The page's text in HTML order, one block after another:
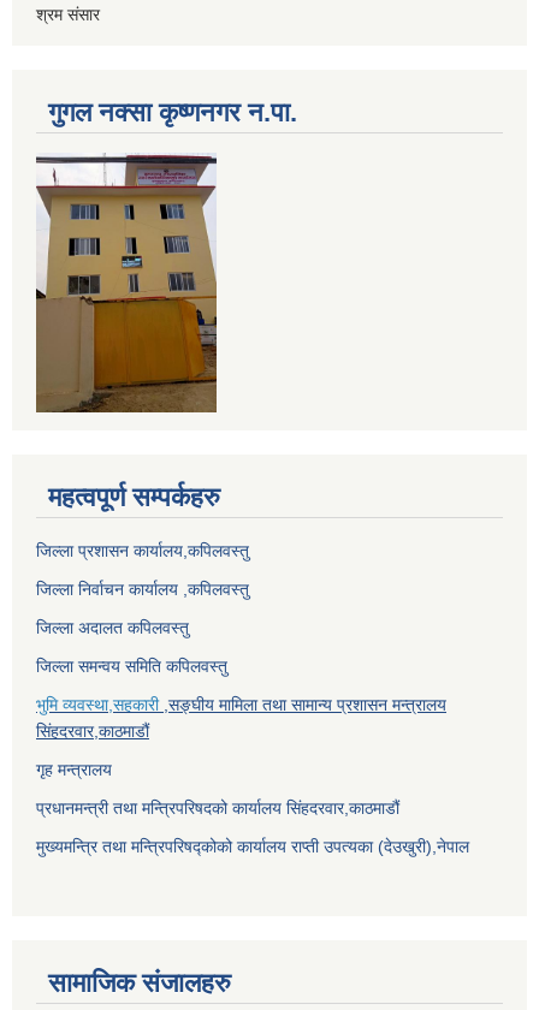
श्रम संसार
गुगल नक्सा कृष्णनगर न.पा.
महत्वपूर्ण सम्पर्कहरु
जिल्ला प्रशासन कार्यालय,कपिलवस्तु
जिल्ला निर्वाचन कार्यालय ,कपिलवस्तु
जिल्ला अदालत कपिलवस्तु
जिल्ला समन्वय समिति कपिलवस्तु
भुमि व्यवस्था,सहकारी,सङ्घीय मामिला तथा सामान्य प्रशासन मन्त्रालय
सिंहदरवार,काठमाडौं
गृह मन्त्रालय
प्रधानमन्त्री तथा मन्त्रिपरिषदको कार्यालय सिंहदरवार,काठमाडौं
मुख्यमन्त्रि तथा मन्त्रिपरिषद्कोको कार्यालय राप्ती उपत्यका (देउखुरी),नेपाल
सामाजिक संजालहरु